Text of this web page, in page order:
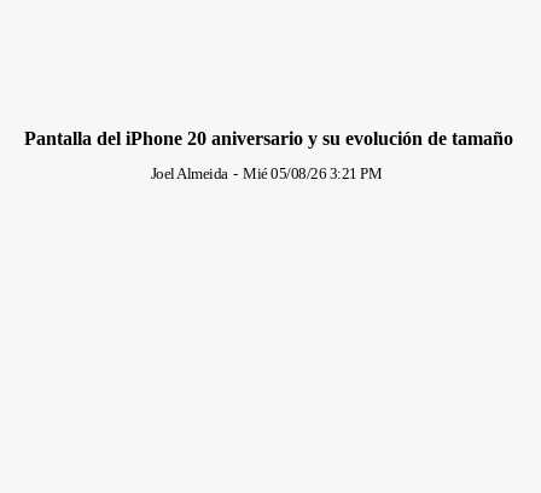
Pantalla del iPhone 20 aniversario y su evolución de tamaño
Joel Almeida - Mié 05/08/26 3:21 PM